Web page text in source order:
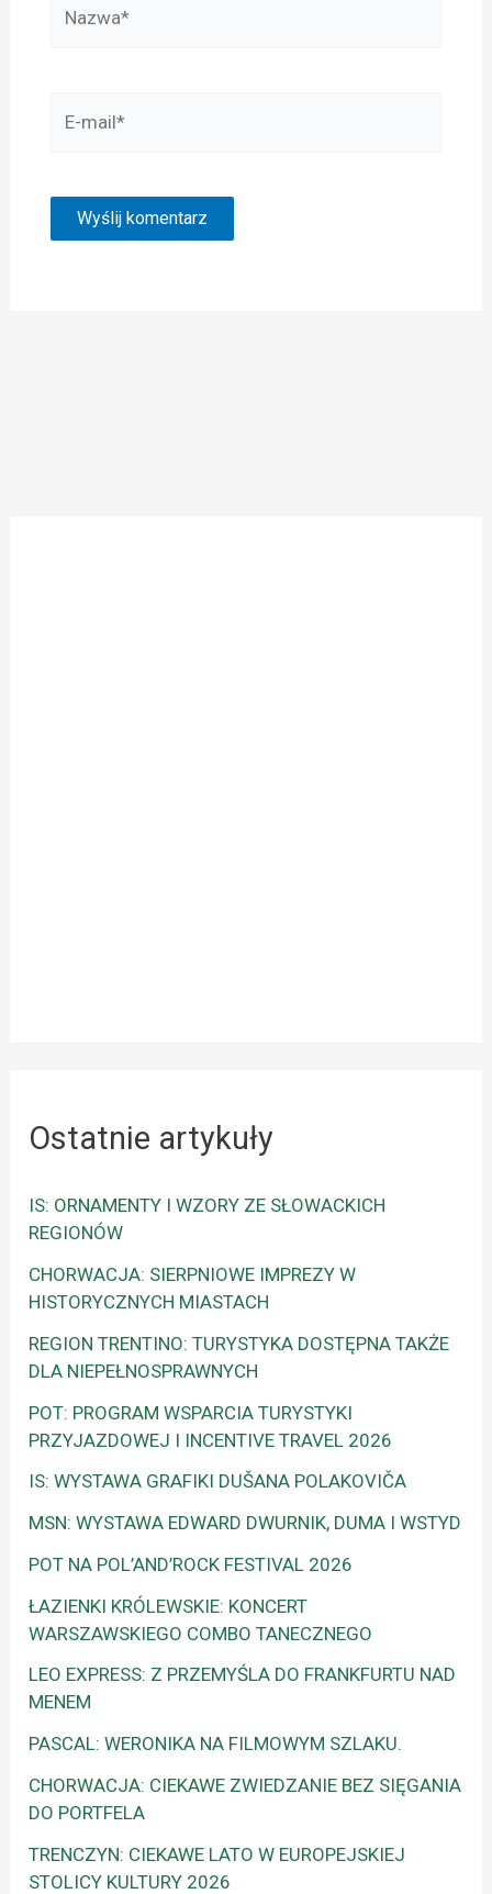
Ostatnie artykuły
IS: ORNAMENTY I WZORY ZE SŁOWACKICH
REGIONÓW
CHORWACJA: SIERPNIOWE IMPREZY W
HISTORYCZNYCH MIASTACH
REGION TRENTINO: TURYSTYKA DOSTĘPNA TAKŻE
DLA NIEPEŁNOSPRAWNYCH
POT: PROGRAM WSPARCIA TURYSTYKI
PRZYJAZDOWEJ I INCENTIVE TRAVEL 2026
IS: WYSTAWA GRAFIKI DUŠANA POLAKOVIČA
MSN: WYSTAWA EDWARD DWURNIK, DUMA I WSTYD
POT NA POL’AND’ROCK FESTIVAL 2026
ŁAZIENKI KRÓLEWSKIE: KONCERT
WARSZAWSKIEGO COMBO TANECZNEGO
LEO EXPRESS: Z PRZEMYŚLA DO FRANKFURTU NAD
MENEM
PASCAL: WERONIKA NA FILMOWYM SZLAKU.
CHORWACJA: CIEKAWE ZWIEDZANIE BEZ SIĘGANIA
DO PORTFELA
TRENCZYN: CIEKAWE LATO W EUROPEJSKIEJ
STOLICY KULTURY 2026